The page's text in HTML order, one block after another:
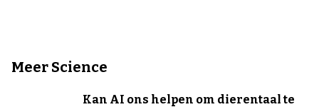
Meer Science
Kan AI ons helpen om dierentaal te